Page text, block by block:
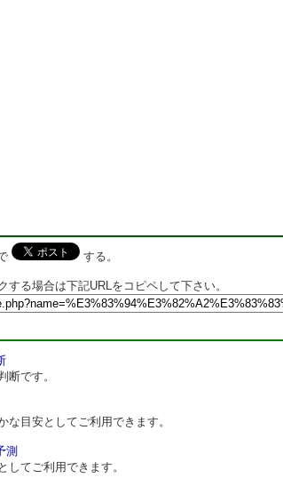
する。
する場合は下記URLをコピペして下さい。
断です。
な目安としてご利用できます。
測
してご利用できます。